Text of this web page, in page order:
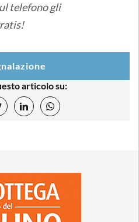
telefono gli
articolo su: